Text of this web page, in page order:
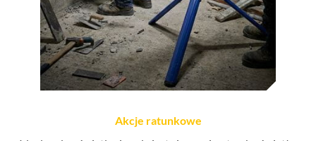
Akcje ratunkowe